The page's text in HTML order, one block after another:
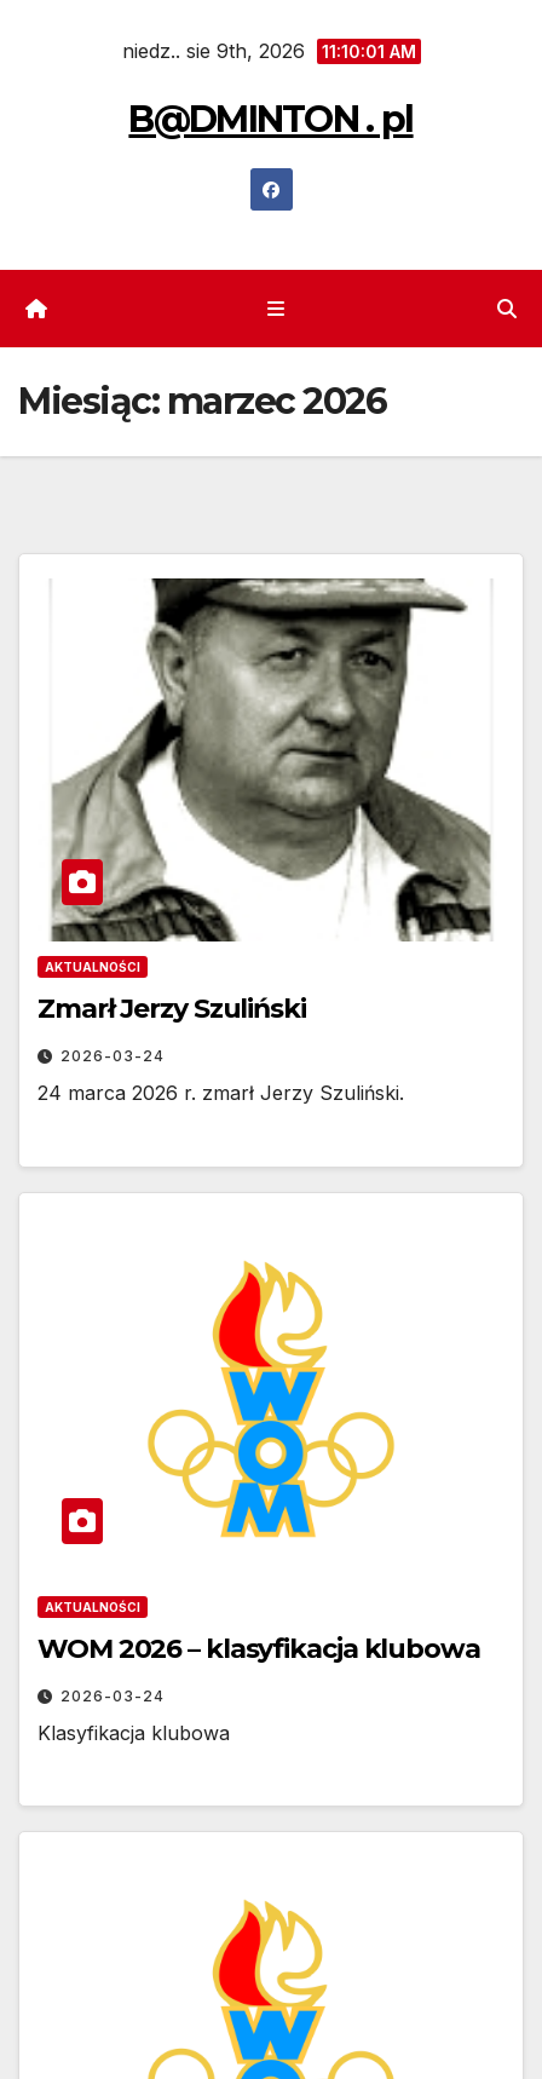
niedz.. sie 9th, 2026 11:10:02 AM
B@DMINTON . pl
Miesiąc: marzec 2026
AKTUALNOŚCI
Zmarł Jerzy Szuliński
2026-03-24
24 marca 2026 r. zmarł Jerzy Szuliński.
AKTUALNOŚCI
WOM 2026 – klasyfikacja klubowa
2026-03-24
Klasyfikacja klubowa